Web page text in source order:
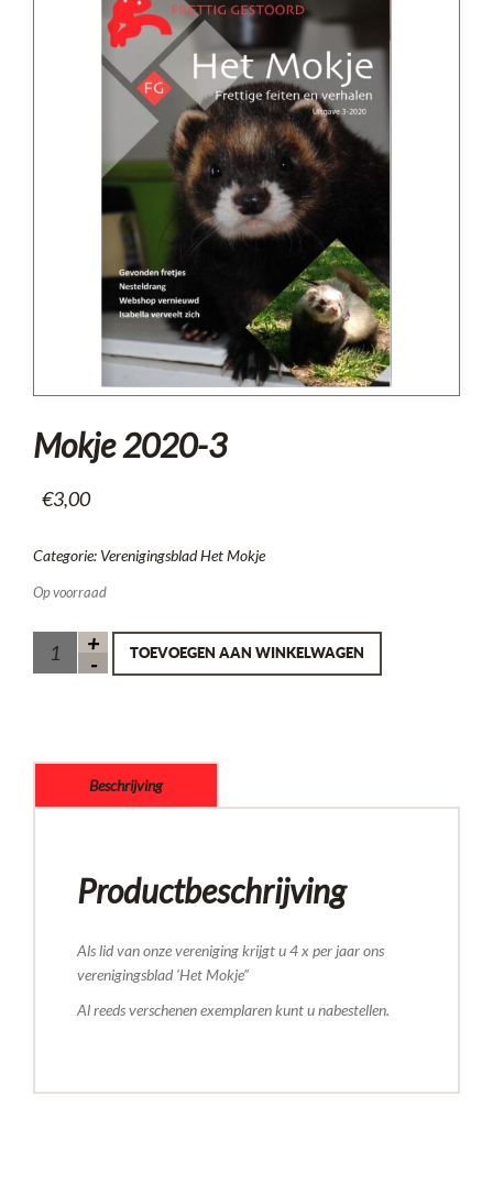
Mokje 2020-3
€3,00
Categorie: Verenigingsblad Het Mokje
Op voorraad
TOEVOEGEN AAN WINKELWAGEN
Beschrijving
Productbeschrijving
Als lid van onze vereniging krijgt u 4 x per jaar ons
verenigingsblad ‘Het Mokje”
Al reeds verschenen exemplaren kunt u nabestellen.